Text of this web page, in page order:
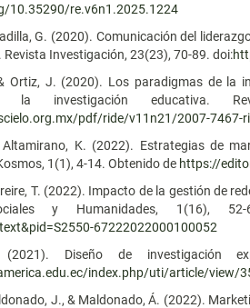
10.35290/re.v6n1.2025.1224
G. (2020). Comunicación del
Investigación, 23(23), 70-89. doi:
Ortiz, J. (2020). Los paradigmas de la
la investigación educativa.
pdf/ride/v11n21/2007-7467-
K. (2022). Estrategias de
1(1), 4-14. Obtenido de https://
T. (2022). Impacto de la gestión de
y Humanidades, 1(16),
67222022000100052
Diseño de investigación
index.php/uti/article/view/
J., & Maldonado, Á. (2022).